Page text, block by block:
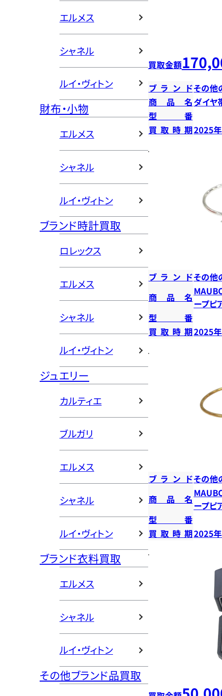
エルメス
シャネル
ルイ・ヴィトン
財布・小物
エルメス
シャネル
ルイ・ヴィトン
ブランド時計買取
ロレックス
エルメス
シャネル
ルイ・ヴィトン
ジュエリー
カルティエ
ブルガリ
エルメス
シャネル
ルイ・ヴィトン
ブランド衣料買取
エルメス
シャネル
ルイ・ヴィトン
その他ブランド品買取
買取金額
ブランドその他
商品名ダイヤ
型番
買取時期2025
ブランドその他
商品名
ープピ
型番
買取時期2025
ブランドその他
商品名
ープピ
型番
買取時期2025